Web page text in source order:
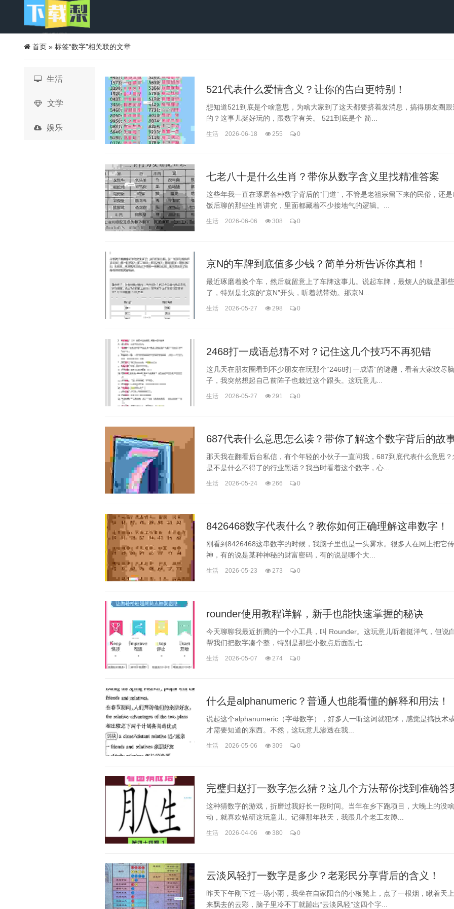
首页 » 标签“数字”相关联的文章
生活
文学
娱乐
521代表什么爱情含义？让你的告白更特别！
想知道521到底是个啥意思，为啥大家到了这天都要挤着发消息，搞得朋友圈跟
的？这事儿挺好玩的，跟数字有关。 521到底是个 简...
生活 2026-06-18 255 0
七老八十是什么生肖？带你从数字含义里找精准答案
这些年我一直在琢磨各种数字背后的“门道”，不管是老祖宗留下来的民俗，还
饭后聊的那些生肖讲究，里面都藏着不少接地气的逻辑。...
生活 2026-06-06 308 0
京N的车牌到底值多少钱？简单分析告诉你真相！
最近琢磨着换个车，然后就留意上了车牌这事儿。说起车牌，最烦人的就是那些
了，特别是北京的“京N”开头，听着就带劲。那京N...
生活 2026-05-27 298 0
2468打一成语总猜不对？记住这几个技巧不再犯错
这几天在朋友圈看到不少朋友在玩那个“2468打一成语”的谜题，看着大家绞尽
子，我突然想起自己前阵子也栽过这个跟头。这玩意儿...
生活 2026-05-27 291 0
687代表什么意思怎么读？带你了解这个数字背后的故事
那天我在翻看后台私信，有个年轻的小伙子一直问我，687到底代表什么意思？
是不是什么不得了的行业黑话？我当时看着这个数字，心...
生活 2026-05-24 266 0
8426468数字代表什么？教你如何正确理解这串数字！
刚看到8426468这串数字的时候，我脑子里也是一头雾水。很多人在网上把它
神，有的说是某种神秘的财富密码，有的说是哪个大...
生活 2026-05-23 273 0
rounder使用教程详解，新手也能快速掌握的秘诀
今天聊聊我最近折腾的一个小工具，叫 Rounder。这玩意儿听着挺洋气，但说
帮我们把数字凑个整，特别是那些小数点后面乱七...
生活 2026-05-07 274 0
什么是alphanumeric？普通人也能看懂的解释和用法！
说起这个alphanumeric（字母数字），好多人一听这词就犯怵，感觉是搞技术
才需要知道的东西。不然，这玩意儿渗透在我...
生活 2026-05-06 309 0
完璧归赵打一数字怎么猜？这几个方法帮你找到准确答
这种猜数字的游戏，折磨过我好长一段时间。当年在乡下跑项目，大晚上的没
动，就喜欢钻研这玩意儿。记得那年秋天，我跟几个老工友蹲...
生活 2026-04-06 380 0
云淡风轻打一数字是多少？老彩民分享背后的含义！
昨天下午刚下过一场小雨，我坐在自家阳台的小板凳上，点了一根烟，瞅着天
来飘去的云彩，脑子里冷不丁就蹦出“云淡风轻”这四个字...